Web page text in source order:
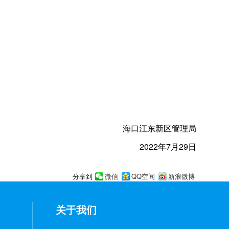
海口江东新区管理局
2022年7月29日
分享到 微信 QQ空间 新浪微博
关于我们